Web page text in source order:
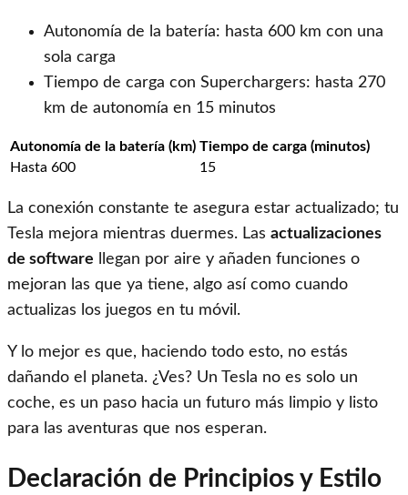
Autonomía de la batería: hasta 600 km con una
sola carga
Tiempo de carga con Superchargers: hasta 270
km de autonomía en 15 minutos
Autonomía de la batería (km) Tiempo de carga (minutos)
Hasta 600
15
La conexión constante te asegura estar actualizado; tu
Tesla mejora mientras duermes. Las actualizaciones
de software llegan por aire y añaden funciones o
mejoran las que ya tiene, algo así como cuando
actualizas los juegos en tu móvil.
Y lo mejor es que, haciendo todo esto, no estás
dañando el planeta. ¿Ves? Un Tesla no es solo un
coche, es un paso hacia un futuro más limpio y listo
para las aventuras que nos esperan.
Declaración de Principios y Estilo